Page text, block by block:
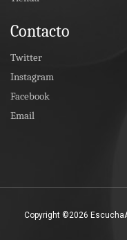
Contacto
Twitter
Instagram
Facebook
Email
Copyright ©2026